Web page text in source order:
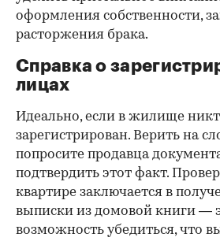
оформления собственности,
расторжения брака.
Справка о
лицах
Идеально, если в жилище
зарегистрирован. Верить на
попросите продавца
подтвердить этот факт.
квартире заключается в
выписки из домовой книги —
возможность убедиться, что